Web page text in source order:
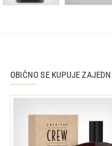
OBIČNO SE KUPUJE